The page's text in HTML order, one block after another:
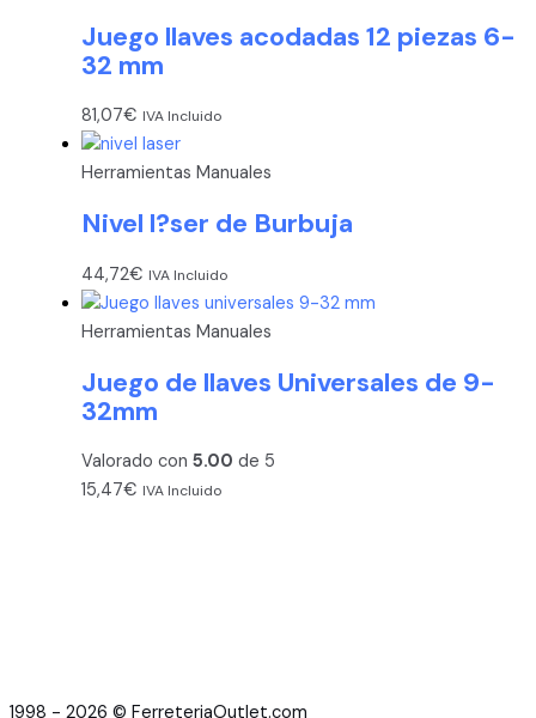
Juego llaves acodadas 12 piezas 6-
32 mm
81,07€ IVA Incluido
Herramientas Manuales
Nivel l?ser de Burbuja
44,72€ IVA Incluido
Herramientas Manuales
Juego de llaves Universales de 9-
32mm
Valorado con 5.00 de 5
15,47€ IVA Incluido
1998 - 2026 © FerreteriaOutlet.com